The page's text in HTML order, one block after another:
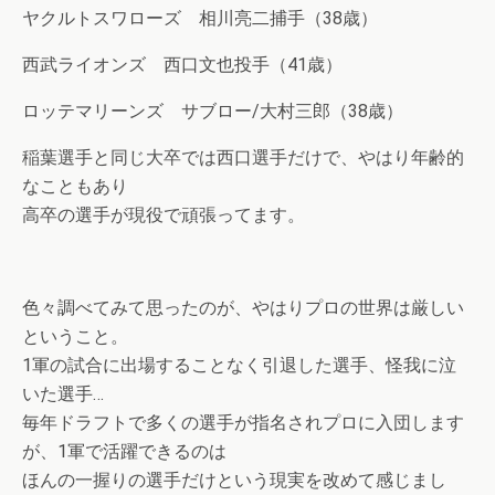
ヤクルトスワローズ 相川亮二捕手（38歳）
西武ライオンズ 西口文也投手（41歳）
ロッテマリーンズ サブロー/大村三郎（38歳）
稲葉選手と同じ大卒では西口選手だけで、やはり年齢的
なこともあり
高卒の選手が現役で頑張ってます。
色々調べてみて思ったのが、やはりプロの世界は厳しい
ということ。
1軍の試合に出場することなく引退した選手、怪我に泣
いた選手…
毎年ドラフトで多くの選手が指名されプロに入団します
が、1軍で活躍できるのは
ほんの一握りの選手だけという現実を改めて感じまし